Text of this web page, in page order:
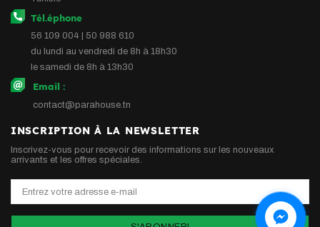
Tél.éphone
56 109 004 | 50 988 610
du lundi au vendredi de 8h à 18h30
le samedi de 8h à 13h30
Email :
contact@parahouse.tn
INSCRIPTION À LA NEWSLETTER
Inscrivez-vous pour recevoir des informations sur les nouveaux
arrivants et les offres spéciales.